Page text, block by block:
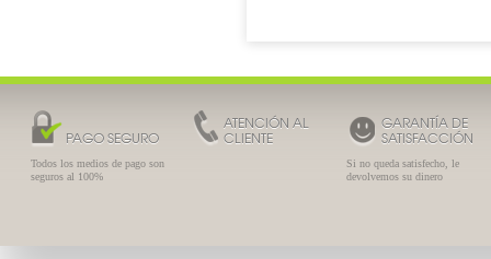
Halita Colutorio 500ml
10.85 €
PAGO SEGURO
Todos los medios de pago son
seguros al 100%
ATENCIÓN AL
CLIENTE
GARANTÍA DE
SATISFACCIÓN
Si no queda satisfecho, le
devolvemos su dinero